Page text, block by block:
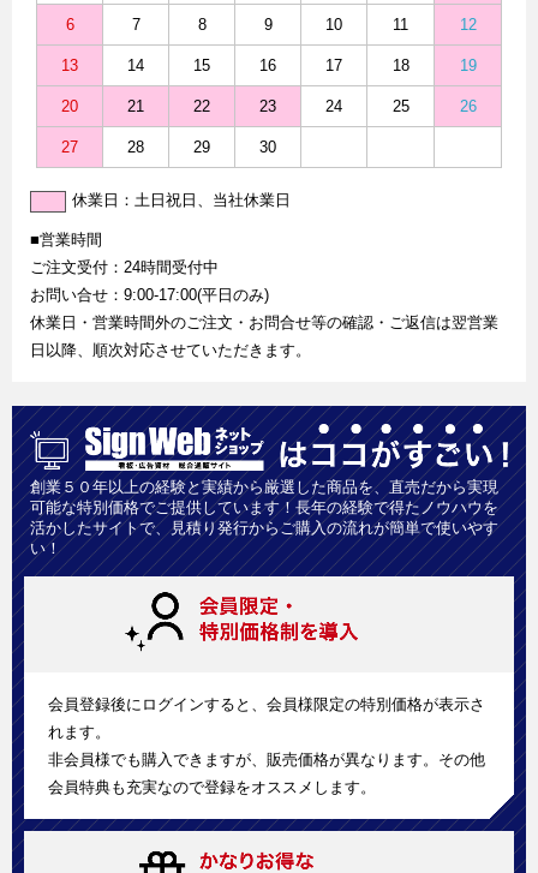
6 7 8 9 10 11 12
13 14 15 16 17 18 19
20 21 22 23 24 25 26
27 28 29 30
休業日：土日祝日、当社休業日
■営業時間
ご注文受付：24時間受付中
お問い合せ：9:00-17:00(平日のみ)
休業日・営業時間外のご注文・お問合せ等の確認・ご返信は翌営業
日以降、順次対応させていただきます。
創業５０年以上の経験と実績から厳選した商品を、直売だから実現
可能な特別価格でご提供しています！長年の経験で得たノウハウを
活かしたサイトで、見積り発行からご購入の流れが簡単で使いやす
い！
会員登録後にログインすると、会員様限定の特別価格が表示さ
れます。
非会員様でも購入できますが、販売価格が異なります。その他
会員特典も充実なので登録をオススメします。